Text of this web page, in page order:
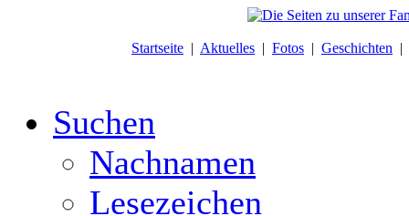
Startseite | Aktuelles | Fotos | Geschichten |
Suchen
Nachnamen
Lesezeichen